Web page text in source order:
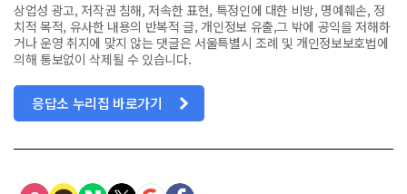
상업성 광고, 저작권 침해, 저속한 표현, 특정인에 대한 비방, 명예훼손, 정
치적 목적, 유사한 내용의 반복적 글, 개인정보 유출,그 밖에 공익을 저해하
거나 운영 취지에 맞지 않는 댓글은 서울특별시 조례 및 개인정보보호법에
의해 통보없이 삭제될 수 있습니다.
응답소 누리집 바로가기